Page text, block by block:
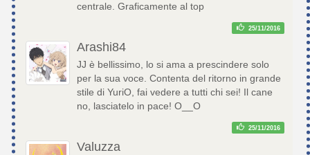
centrale. Graficamente al top
25/11/2016
Arashi84
JJ è bellissimo, lo si ama a prescindere solo
per la sua voce. Contenta del ritorno in grande
stile di YuriO, fai vedere a tutti chi sei! Il cane
no, lasciatelo in pace! O__O
25/11/2016
Valuzza